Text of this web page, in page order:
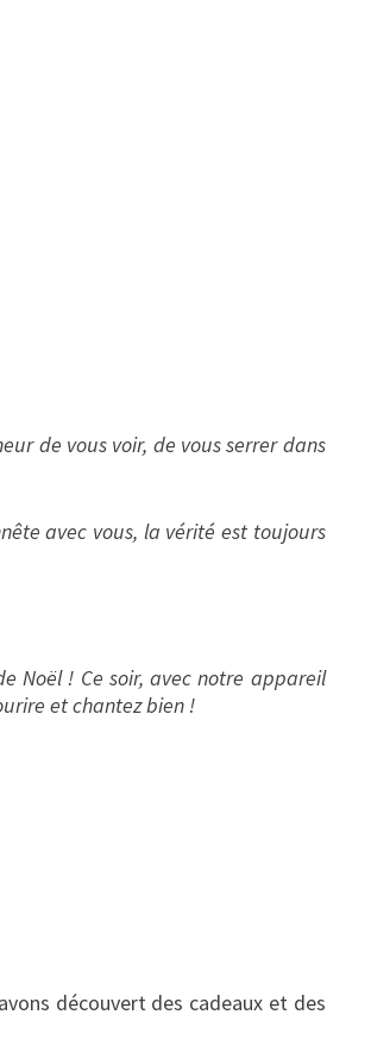
de vous voir, de vous serrer dans
avec vous, la vérité est toujours
Noël ! Ce soir, avec notre appareil
et chantez bien !
découvert des cadeaux et des